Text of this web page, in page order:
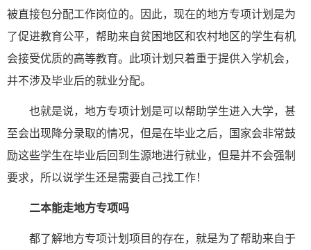
被直接包分配工作岗位的。因此，现在的地方专项计划是为
了促进教育公平，帮助来自贫困地区和农村地区的学生有机
会接受优质的高等教育。此项计划只着重于提供入学机会，
并不涉及毕业后的就业分配。
也就是说，地方专项计划是可以帮助学生进入大学，甚
至会出现降分录取的情况，但是在毕业之后，国家会非常鼓
励这些学生在毕业后回到生源地进行就业，但是并不会强制
要求，所以说学生还是需要自己找工作！
二本能走地方专项吗
都了解地方专项计划项目的存在，就是为了帮助来自于